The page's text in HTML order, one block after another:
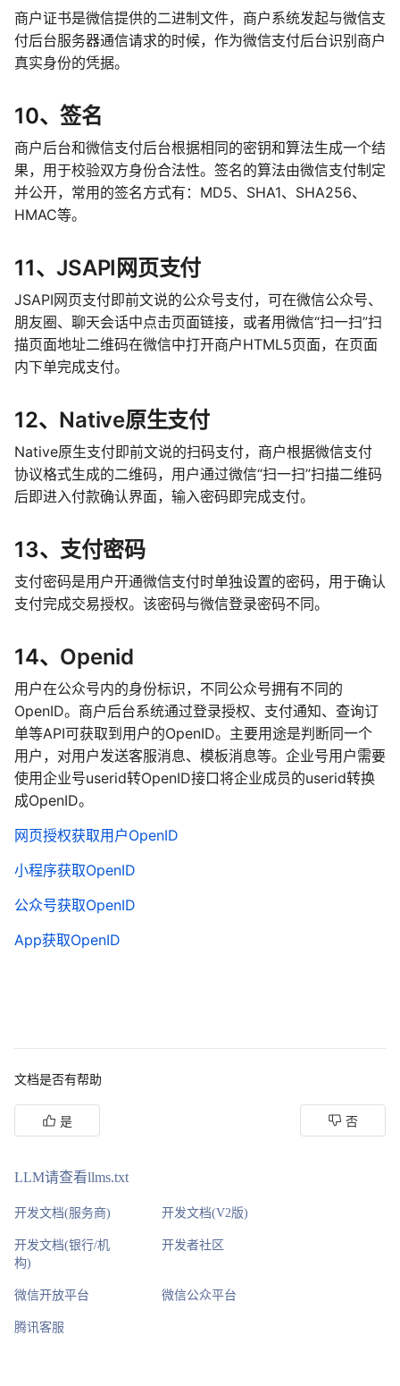
商户证书是微信提供的二进制文件，商户系统发起与微信支
付后台服务器通信请求的时候，作为微信支付后台识别商户
真实身份的凭据。
10、签名
商户后台和微信支付后台根据相同的密钥和算法生成一个结
果，用于校验双方身份合法性。签名的算法由微信支付制定
并公开，常用的签名方式有：MD5、SHA1、SHA256、
HMAC等。
11、JSAPI网页支付
JSAPI网页支付即前文说的公众号支付，可在微信公众号、
朋友圈、聊天会话中点击页面链接，或者用微信“扫一扫”扫
描页面地址二维码在微信中打开商户HTML5页面，在页面
内下单完成支付。
12、 Native原生支付
Native原生支付即前文说的扫码支付，商户根据微信支付
协议格式生成的二维码，用户通过微信“扫一扫”扫描二维码
后即进入付款确认界面，输入密码即完成支付。
13、支付密码
支付密码是用户开通微信支付时单独设置的密码，用于确认
支付完成交易授权。该密码与微信登录密码不同。
14、 Openid
用户在公众号内的身份标识，不同公众号拥有不同的
OpenID。商户后台系统通过登录授权、支付通知、查询订
单等API可获取到用户的OpenID。主要用途是判断同一个
用户，对用户发送客服消息、模板消息等。企业号用户需要
使用企业号userid转OpenID接口将企业成员的userid转换
成OpenID。
网页授权获取用户OpenID
小程序获取OpenID
公众号获取OpenID
App获取OpenID
文档是否有帮助
是 否
LLM请查看llms.txt
开发文档(服务商) 开发文档(V2版)
开发文档(银行/机
构)
开发者社区
微信开放平台 微信公众平台
腾讯客服